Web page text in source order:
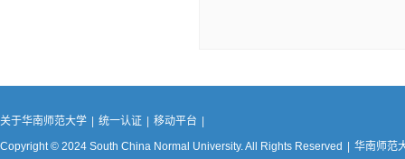
关于华南师范大学 统一认证 移动平台
Copyright © 2024 South China Normal University. All Rights Reserved
华南师范